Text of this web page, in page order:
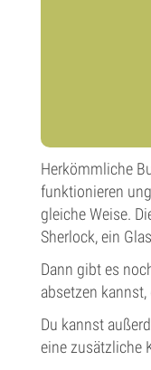
Herkömmliche
funktionieren
gleiche Weise.
Sherlock, ein
Dann gibt es
absetzen
Du kannst
eine zusätzliche